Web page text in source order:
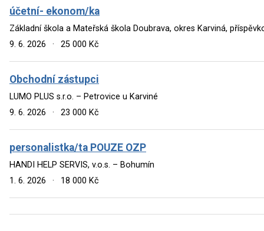
účetní- ekonom/ka
Základní škola a Mateřská škola Doubrava, okres Karviná,
9. 6. 2026
· 25 000 Kč
Obchodní zástupci
LUMO PLUS s.r.o. – Petrovice u Karviné
9. 6. 2026
· 23 000 Kč
personalistka/ta POUZE OZP
HANDI HELP SERVIS, v.o.s. – Bohumín
1. 6. 2026
· 18 000 Kč